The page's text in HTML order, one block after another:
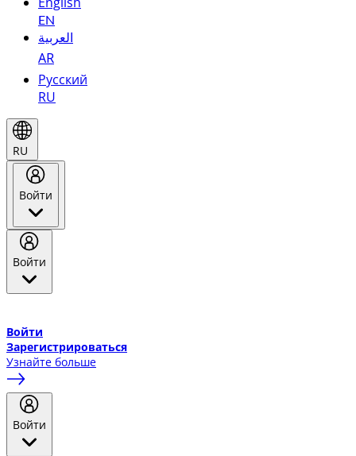
EN
العربية
AR
Русский
RU
RU
Войти
Войти
Войти
Зарегистрироваться
Узнайте больше
Войти